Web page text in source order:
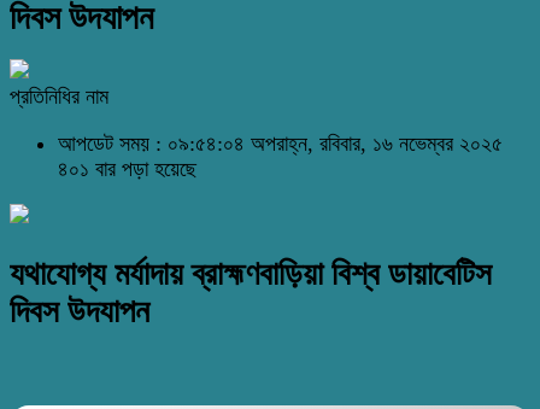
দিবস উদযাপন
প্রতিনিধির নাম
আপডেট সময় : ০৯:৫৪:০৪ অপরাহ্ন, রবিবার, ১৬ নভেম্বর ২০২৫
৪০১ বার পড়া হয়েছে
যথাযোগ্য মর্যাদায় ব্রাহ্মণবাড়িয়া বিশ্ব ডায়াবেটিস
দিবস উদযাপন